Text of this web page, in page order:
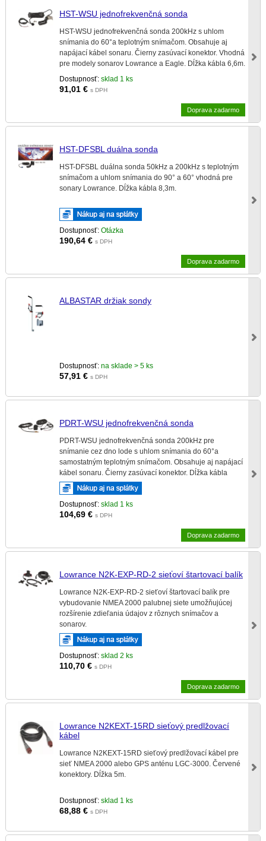
HST-WSU jednofrekvenčná sonda
HST-WSU jednofrekvenčná sonda 200kHz s uhlom
snímania do 60°a teplotným snímačom. Obsahuje aj
napájací kábel sonaru. Čierny zasúvací konektor. Vhodná
pre modely sonarov Lowrance a Eagle. Dĺžka kábla 6,6m.
Dostupnosť:sklad 1 ks
91,01 € s DPH
Doprava zadarmo
HST-DFSBL duálna sonda
HST-DFSBL duálna sonda 50kHz a 200kHz s teplotným
snímačom a uhlom snímania do 90° a 60° vhodná pre
sonary Lowrance. Dĺžka kábla 8,3m.
Dostupnosť:Otázka
190,64 € s DPH
Doprava zadarmo
ALBASTAR držiak sondy
Dostupnosť:na sklade > 5 ks
57,91 € s DPH
PDRT-WSU jednofrekvenčná sonda
PDRT-WSU jednofrekvenčná sonda 200kHz pre
snímanie cez dno lode s uhlom snímania do 60°a
samostatným teplotným snímačom. Obsahuje aj napájací
kábel sonaru. Čierny zasúvací konektor. Dĺžka kábla
6,6m.
Dostupnosť:sklad 1 ks
104,69 € s DPH
Doprava zadarmo
Lowrance N2K-EXP-RD-2 sieťoví štartovací balík
Lowrance N2K-EXP-RD-2 sieťoví štartovací balík pre
vybudovanie NMEA 2000 palubnej siete umožňujúcej
rozšírenie zdieľania údajov z rôznych snímačov a
sonarov.
Dostupnosť:sklad 2 ks
110,70 € s DPH
Doprava zadarmo
Lowrance N2KEXT-15RD sieťový predlžovací
kábel
Lowrance N2KEXT-15RD sieťový predlžovací kábel pre
sieť NMEA 2000 alebo GPS anténu LGC-3000. Červené
konektory. Dĺžka 5m.
Dostupnosť:sklad 1 ks
68,88 € s DPH